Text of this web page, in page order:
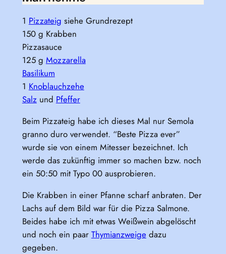
1 Pizzateig siehe Grundrezept
150 g Krabben
Pizzasauce
125 g Mozzarella
Basilikum
1 Knoblauchzehe
Salzund Pfeffer
Beim Pizzateig habe ich dieses Mal nur Semola
granno duro verwendet. “Beste Pizza ever”
wurde sie von einem Mitesser bezeichnet. Ich
werde das zukünftig immer so machen bzw. noch
ein 50:50 mit Typo 00 ausprobieren.
Die Krabben in einer Pfanne scharf anbraten. Der
Lachs auf dem Bild war für die Pizza Salmone.
Beides habe ich mit etwas Weißwein abgelöscht
und noch ein paar Thymianzweige dazu
gegeben.